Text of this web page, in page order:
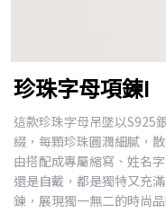
珍珠字母項鍊I
這款珍珠字母吊墜以S925
綴，每顆珍珠圓潤細膩，
由搭配成專屬縮寫、姓名
還是自戴，都是獨特又充
鍊，展現獨一無二的時尚品